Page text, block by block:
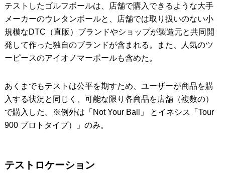
テストしたゴルフボールは、店舗で購入できるような大手
メーカーのウレタンボールと、店舗では取り扱いのない小
規模なDTC（直販）ブランドやショップが製造元と共同開
発して作った独自のブランドが含まれる。また、人気のツ
ーピースのアイオノマーボールも含めた。
あくまでもテストは公平を期すため、ユーザーが商品を購
入する状況と同じく、可能な限り各商品を店舗（複数の）
で購入した。※例外は「Not Your Ball」 とイネシス「Tour
900 プロトタイプ）」のみ。
テストロケーション